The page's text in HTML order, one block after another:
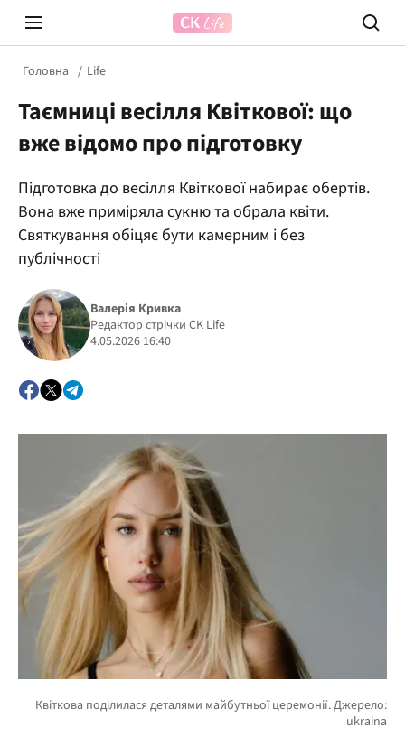
Prosecco Time
Головна Life
Таємниці весілля Квіткової: що
вже відомо про підготовку
Підготовка до весілля Квіткової набирає обертів.
Вона вже приміряла сукню та обрала квіти.
Святкування обіцяє бути камерним і без
публічності
Валерія Кривка
Редактор стрічки CK Life
4.05.2026 16:40